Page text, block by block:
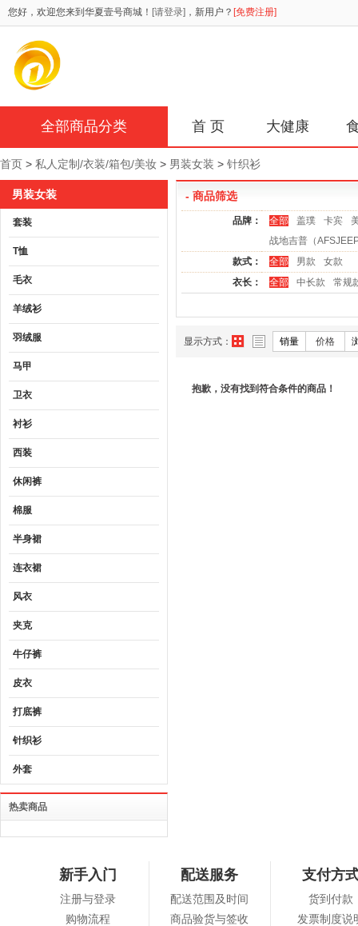
您好，欢迎您来到华夏壹号商城！ [请登录] ，新用户？ [免费注册]
全部商品分类 首 页 大健康
首页 > 私人定制/衣装/箱包/美妆 > 男装女装 > 针织衫
- 商品筛选
品牌： 全部 盖璞 卡宾
战地吉普（
款式：
全部 男款
女款
衣长：
全部 中长款 常规
显示方式： 销量 价格
抱歉，没有找到符合条件的商品！
男装女装
套装
T恤
毛衣
羊绒衫
羽绒服
马甲
卫衣
衬衫
西装
休闲裤
棉服
半身裙
连衣裙
风衣
夹克
牛仔裤
皮衣
打底裤
针织衫
外套
热卖商品
新手入门
注册与登录
购物流程
配送服务
配送范围及时间
商品验货与签收
支付方
货到付款
发票制度说